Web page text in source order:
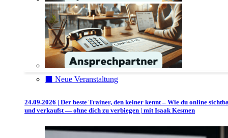
⬛️ Neue Veranstaltung
24.09.2026 | Der beste Trainer, den keiner kennt – Wie du online
und verkaufst — ohne dich zu verbiegen | mit Isaak Kesmen